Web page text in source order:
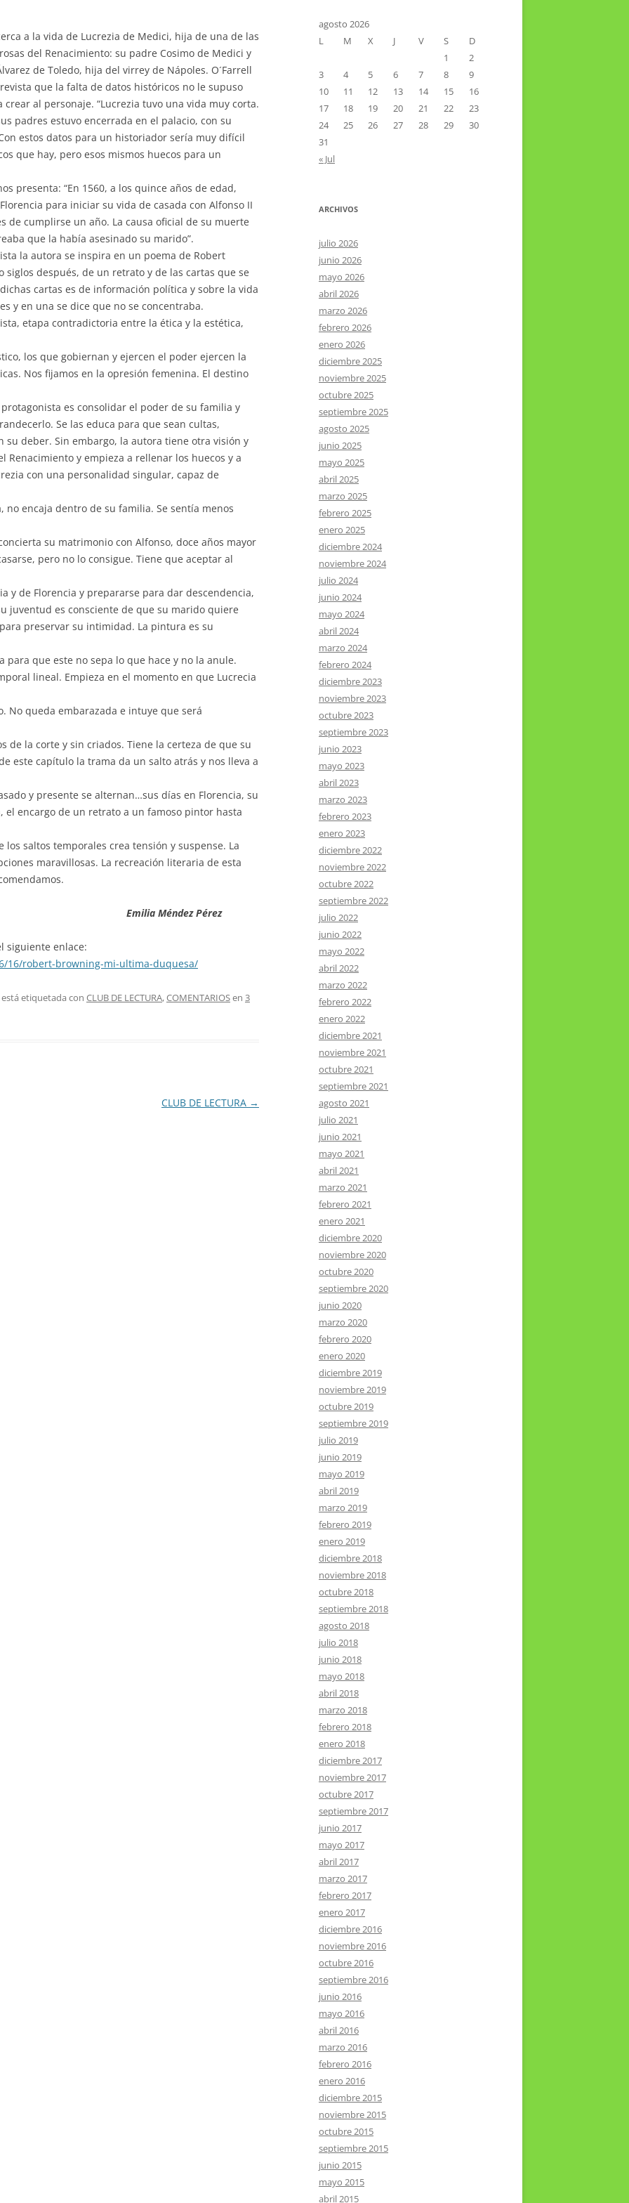
INFORMACIÓN DE VIAJES 2014
PINTURA AL OLEO Y ACUARELA
TEATRO
JAVIER HERNÁNDEZ VELÁZQUEZ
LITERARIOS
a la vida de Lucrezia de Medici, hija de una de las
del Renacimiento: su padre Cosimo de Medici y
de Toledo, hija del virrey de Nápoles. O´Farrell
que la falta de datos históricos no le supuso
al personaje. “Lucrezia tuvo una vida muy corta.
padres estuvo encerrada en el palacio, con su
estos datos para un historiador sería muy difícil
que hay, pero esos mismos huecos para un
presenta: “En 1560, a los quince años de edad,
para iniciar su vida de casada con Alfonso II
de cumplirse un año. La causa oficial de su muerte
que la había asesinado su marido”.
la autora se inspira en un poema de Robert
siglos después, de un retrato y de las cartas que se
cartas es de información política y sobre la vida
y en una se dice que no se concentraba.
etapa contradictoria entre la ética y la estética,
los que gobiernan y ejercen el poder ejercen la
Nos fijamos en la opresión femenina. El destino
es consolidar el poder de su familia y
Se las educa para que sean cultas,
su deber. Sin embargo, la autora tiene otra visión y
Renacimiento y empieza a rellenar los huecos y a
con una personalidad singular, capaz de
encaja dentro de su familia. Se sentía menos
su matrimonio con Alfonso, doce años mayor
pero no lo consigue. Tiene que aceptar al
y de Florencia y prepararse para dar descendencia,
juventud es consciente de que su marido quiere
preservar su intimidad. La pintura es su
que este no sepa lo que hace y no la anule.
lineal. Empieza en el momento en que Lucrecia
No queda embarazada e intuye que será
de la corte y sin criados. Tiene la certeza de que su
este capítulo la trama da un salto atrás y nos lleva a
y presente se alternan…sus días en Florencia, su
el encargo de un retrato a un famoso pintor hasta
saltos temporales crea tensión y suspense. La
maravillosas. La recreación literaria de esta
Emilia Méndez Pérez
siguiente enlace:
16/robert-browning-mi-ultima-duquesa/
etiquetada con CLUB DE LECTURA,COMENTARIOSen 3
CLUB DE LECTURA →
agosto 2026
L
M X J V S
D
1
2
3
4 5 6 7 8
9
10
11 12 13 14 15
16
17
18 19 20 21 22
23
24
25 26 27 28 29
30
31
« Jul
ARCHIVOS
julio 2026
junio 2026
mayo 2026
abril 2026
marzo 2026
febrero 2026
enero 2026
diciembre 2025
noviembre 2025
octubre 2025
septiembre 2025
agosto 2025
junio 2025
mayo 2025
abril 2025
marzo 2025
febrero 2025
enero 2025
diciembre 2024
noviembre 2024
julio 2024
junio 2024
mayo 2024
abril 2024
marzo 2024
febrero 2024
diciembre 2023
noviembre 2023
octubre 2023
septiembre 2023
junio 2023
mayo 2023
abril 2023
marzo 2023
febrero 2023
enero 2023
diciembre 2022
noviembre 2022
octubre 2022
septiembre 2022
julio 2022
junio 2022
mayo 2022
abril 2022
marzo 2022
febrero 2022
enero 2022
diciembre 2021
noviembre 2021
octubre 2021
septiembre 2021
agosto 2021
julio 2021
junio 2021
mayo 2021
abril 2021
marzo 2021
febrero 2021
enero 2021
diciembre 2020
noviembre 2020
octubre 2020
septiembre 2020
junio 2020
marzo 2020
febrero 2020
enero 2020
diciembre 2019
noviembre 2019
octubre 2019
septiembre 2019
julio 2019
junio 2019
mayo 2019
abril 2019
marzo 2019
febrero 2019
enero 2019
diciembre 2018
noviembre 2018
octubre 2018
septiembre 2018
agosto 2018
julio 2018
junio 2018
mayo 2018
abril 2018
marzo 2018
febrero 2018
enero 2018
diciembre 2017
noviembre 2017
octubre 2017
septiembre 2017
junio 2017
mayo 2017
abril 2017
marzo 2017
febrero 2017
enero 2017
diciembre 2016
noviembre 2016
octubre 2016
septiembre 2016
junio 2016
mayo 2016
abril 2016
marzo 2016
febrero 2016
enero 2016
diciembre 2015
noviembre 2015
octubre 2015
septiembre 2015
junio 2015
mayo 2015
abril 2015